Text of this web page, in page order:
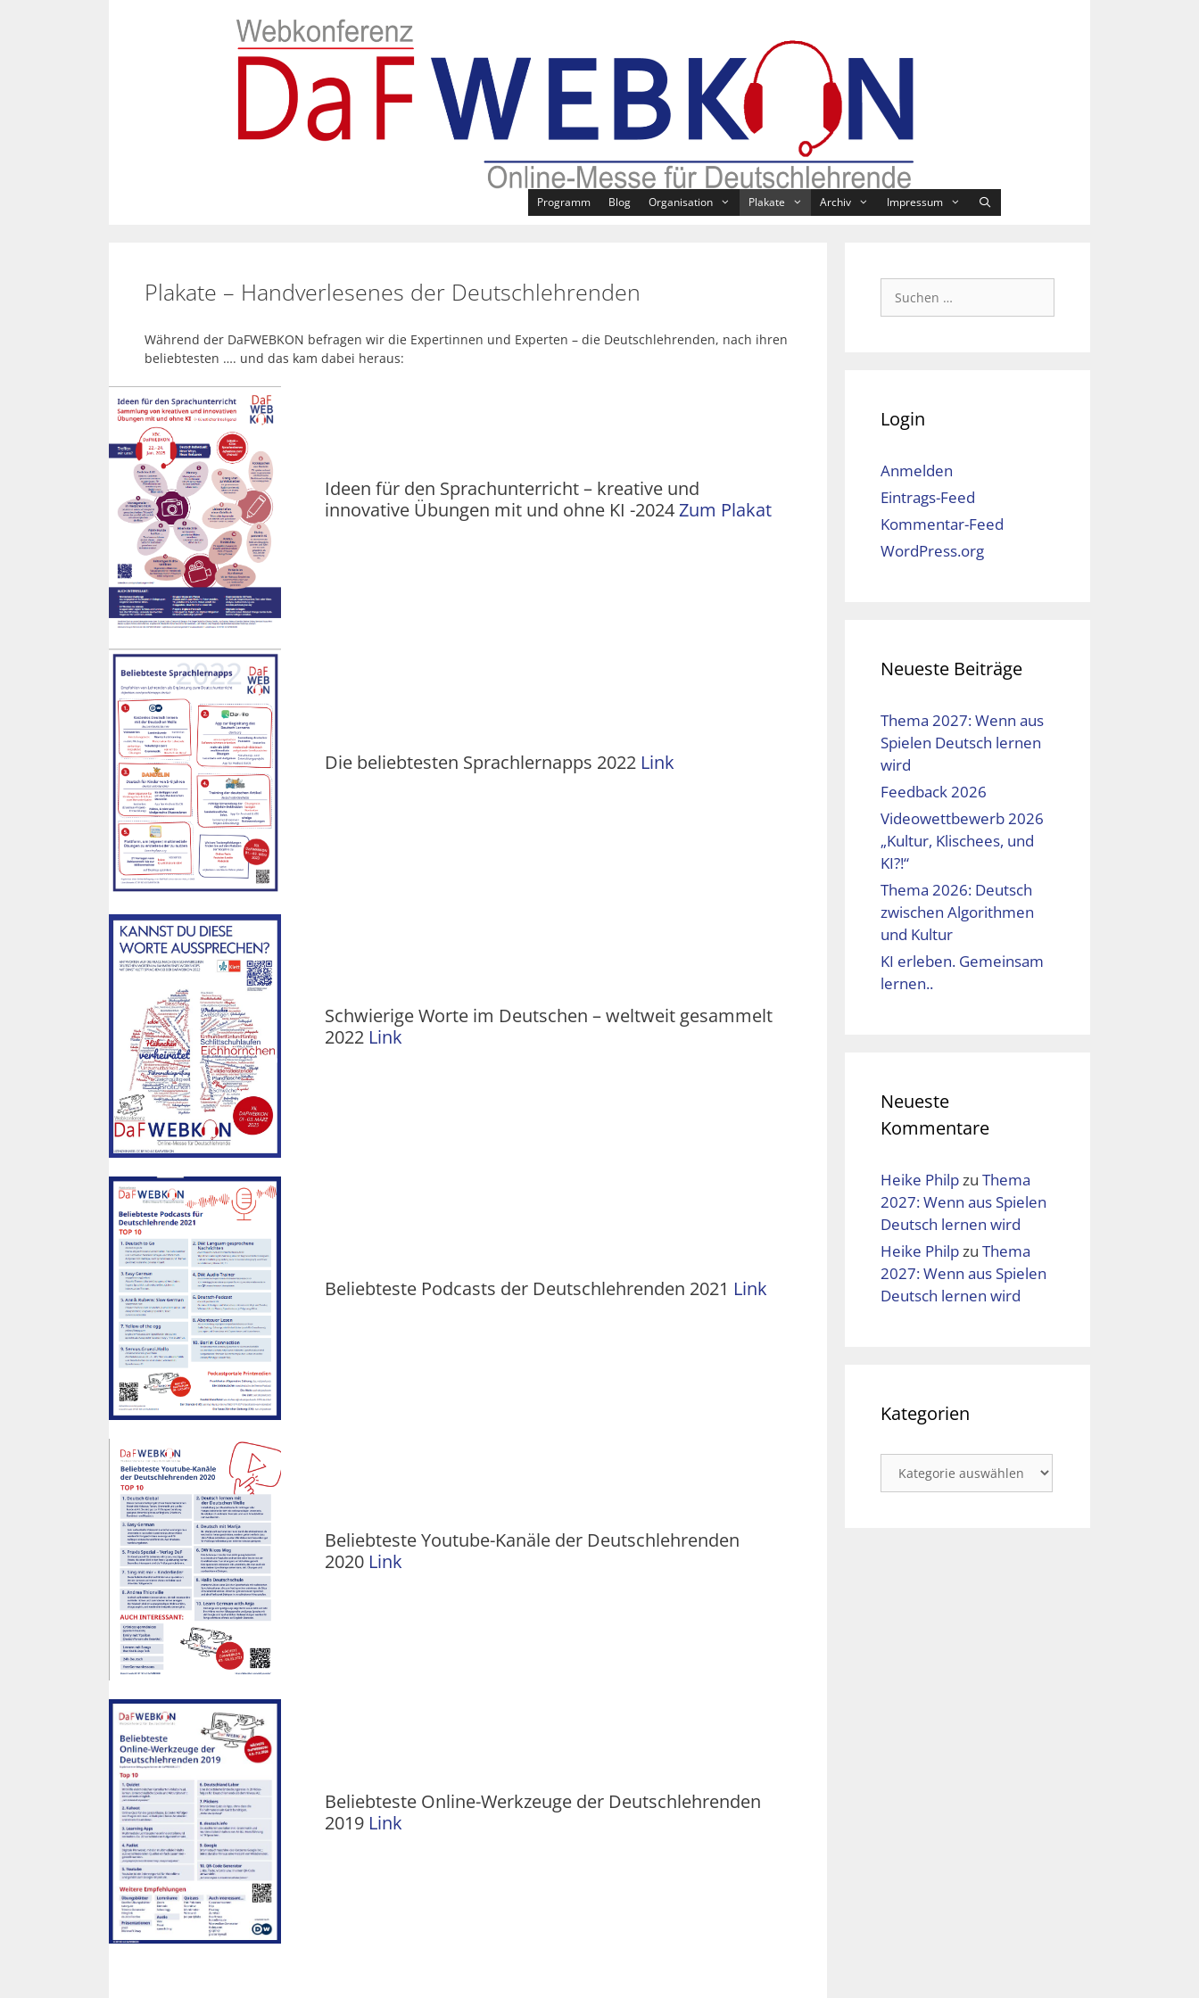
Programm Blog Organisation Plakate Archiv Impressum
Plakate – Handverlesenes der Deutschlehrenden
Während der DaFWEBKON befragen wir die Expertinnen und Experten – die Deutschlehrenden, nach ihren
beliebtesten …. und das kam dabei heraus:
Ideen für den Sprachunterricht – kreative und
innovative Übungen mit und ohne KI -2024Zum Plakat
Die beliebtesten Sprachlernapps 2022 Link
Schwierige Worte im Deutschen – weltweit gesammelt
2022 Link
Beliebteste Podcasts der Deutschlehrenden 2021 Link
Beliebteste Youtube-Kanäle der Deutschlehrenden
2020 Link
Beliebteste Online-Werkzeuge der Deutschlehrenden
2019 Link
Suchen
nach:
Login
Anmelden
Eintrags-Feed
Kommentar-Feed
WordPress.org
Neueste Beiträge
Thema 2027: Wenn aus
Spielen Deutsch lernen
wird
Feedback 2026
Videowettbewerb 2026
„Kultur, Klischees, und
KI?!“
Thema 2026: Deutsch
zwischen Algorithmen
und Kultur
KI erleben. Gemeinsam
lernen..
Neueste
Kommentare
Heike Philpzu Thema
2027: Wenn aus Spielen
Deutsch lernen wird
Heike Philpzu Thema
2027: Wenn aus Spielen
Deutsch lernen wird
Kategorien
Kategorien